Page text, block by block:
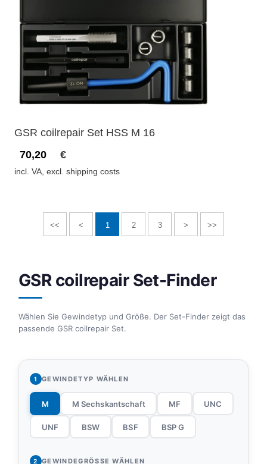
GSR coilrepair Set HSS M 16
70,20
€
incl. VA, excl. shipping costs
<< < 1 2 3 > >>
GSR coilrepair Set-Finder
Wählen Sie Gewindetyp und Größe. Der Set-Finder zeigt das
passende GSR coilrepair Set.
1 GEWINDETYP WÄHLEN
M M Sechskantschaft MF UNC
UNF BSW BSF BSP G
2 GEWINDEGRÖSSE WÄHLEN